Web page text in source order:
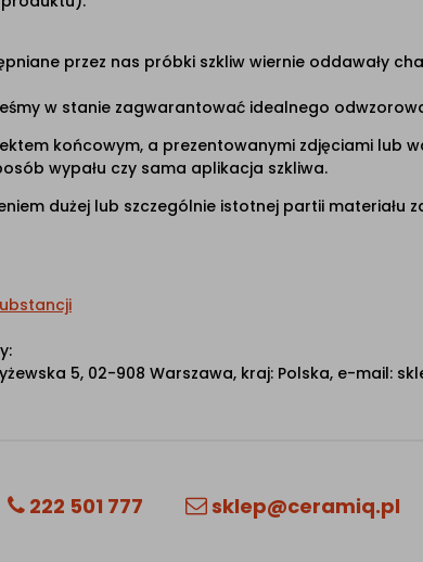
przez nas próbki szkliw wiernie oddawały
w stanie zagwarantować idealnego
końcowym, a prezentowanymi zdjęciami lub
wypału czy sama aplikacja szkliwa.
dużej lub szczególnie istotnej partii materiału
5, 02-908 Warszawa, kraj: Polska, e-mail:
222 501 777 sklep@ceramiq.pl